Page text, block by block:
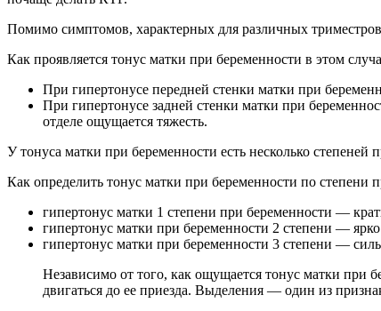
Помимо симптомов, характерных для различных
Как проявляется тонус матки при беременности в этом
При гипертонусе передней стенки матки при
При гипертонусе задней стенки матки при
отделе ощущается тяжесть.
У тонуса матки при беременности есть несколько
Как определить тонус матки при беременности по степени
гипертонус матки 1 степени при беременности —
гипертонус матки при беременности 2 степени —
гипертонус матки при беременности 3 степени —
Независимо от того, как ощущается тонус матки
двигаться до ее приезда. Выделения — один из